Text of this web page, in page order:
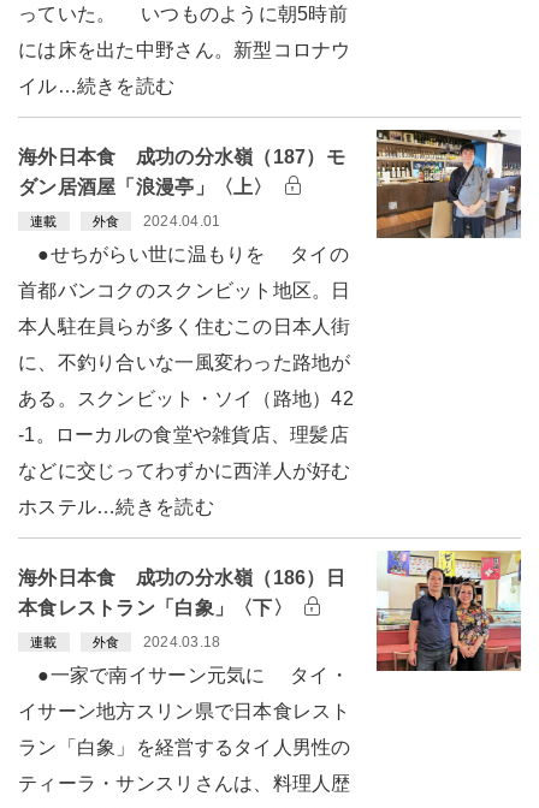
っていた。 いつものように朝5時前
には床を出た中野さん。新型コロナウ
イル…続きを読む
海外日本食 成功の分水嶺（187）モ
ダン居酒屋「浪漫亭」〈上〉
連載 外食 2024.04.01
●せちがらい世に温もりを タイの
首都バンコクのスクンビット地区。日
本人駐在員らが多く住むこの日本人街
に、不釣り合いな一風変わった路地が
ある。スクンビット・ソイ（路地）42
-1。ローカルの食堂や雑貨店、理髪店
などに交じってわずかに西洋人が好む
ホステル…続きを読む
海外日本食 成功の分水嶺（186）日
本食レストラン「白象」〈下〉
連載 外食 2024.03.18
●一家で南イサーン元気に タイ・
イサーン地方スリン県で日本食レスト
ラン「白象」を経営するタイ人男性の
ティーラ・サンスリさんは、料理人歴